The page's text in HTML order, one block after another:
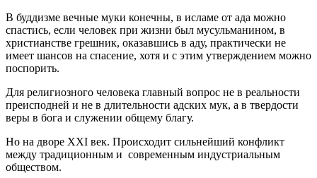
В буддизме вечные муки конечны, в исламе от ада можно
спастись, если человек при жизни был мусульманином, в
христианстве грешник, оказавшись в аду, практически не
имеет шансов на спасение, хотя и с этим утверждением можно
поспорить.
Для религиозного человека главный вопрос не в реальности
преисподней и не в длительности адских мук, а в твердости
веры в бога и служении общему благу.
Но на дворе XXI век. Происходит сильнейший конфликт
между традиционным и современным индустриальным
обществом.